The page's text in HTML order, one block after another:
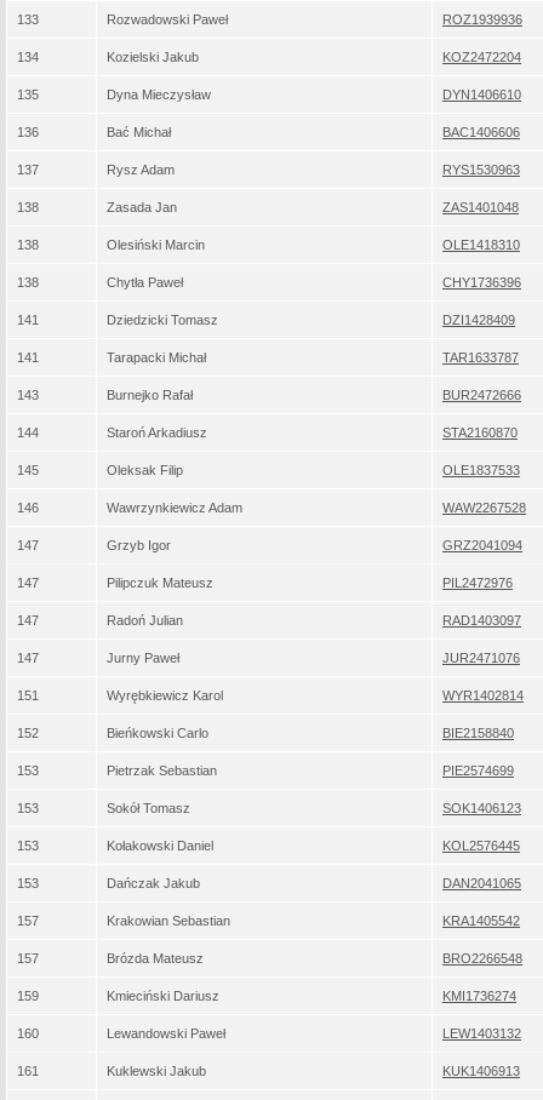
133 Rozwadowski Paweł ROZ1939936
134 Kozielski Jakub KOZ2472204
135 Dyna Mieczysław DYN1406610
136 Bać Michał BAC1406606
137 Rysz Adam RYS1530963
138 Zasada Jan ZAS1401048
138 Olesiński Marcin OLE1418310
138 Chytła Paweł CHY1736396
141 Dziedzicki Tomasz DZI1428409
141 Tarapacki Michał TAR1633787
143 Burnejko Rafał BUR2472666
144 Staroń Arkadiusz STA2160870
145 Oleksak Filip OLE1837533
146 Wawrzynkiewicz Adam WAW2267528
147 Grzyb Igor GRZ2041094
147 Pilipczuk Mateusz PIL2472976
147 Radoń Julian RAD1403097
147 Jurny Paweł JUR2471076
151 Wyrębkiewicz Karol WYR1402814
152 Bieńkowski Carlo BIE2158840
153 Pietrzak Sebastian PIE2574699
153 Sokół Tomasz SOK1406123
153 Kołakowski Daniel KOL2576445
153 Dańczak Jakub DAN2041065
157 Krakowian Sebastian KRA1405542
157 Brózda Mateusz BRO2266548
159 Kmieciński Dariusz KMI1736274
160 Lewandowski Paweł LEW1403132
161 Kuklewski Jakub KUK1406913